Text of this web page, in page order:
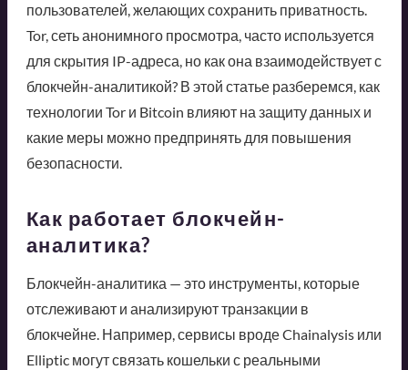
пользователей, желающих сохранить приватность.
Tor, сеть анонимного просмотра, часто используется
для скрытия IP-адреса, но как она взаимодействует с
блокчейн-аналитикой? В этой статье разберемся, как
технологии Tor и Bitcoin влияют на защиту данных и
какие меры можно предпринять для повышения
безопасности.
Как работает блокчейн-
аналитика?
Блокчейн-аналитика — это инструменты, которые
отслеживают и анализируют транзакции в
блокчейне. Например, сервисы вроде Chainalysis или
Elliptic могут связать кошельки с реальными